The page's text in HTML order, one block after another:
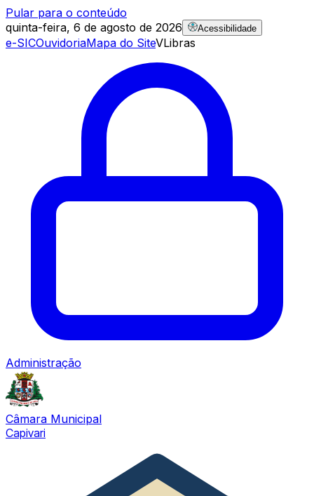
Pular para o conteúdo
quinta-feira, 6 de agosto de 2026
Acessibilidade
e-SICOuvidoriaMapa do SiteVLibras
Administração
Câmara Municipal
Capivari